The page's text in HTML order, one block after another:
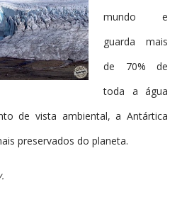
mundo e
guarda mais
de 70% de
toda a água
de vista ambiental, a Antártica
preservados do planeta.